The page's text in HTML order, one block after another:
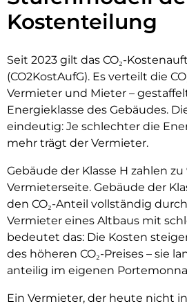
Kostenteilung
Seit 2023 gilt das CO₂-
(CO2KostAufG). Es verteilt die
Vermieter und Mieter –
Energieklasse des Gebäudes.
eindeutig: Je schlechter die
mehr trägt der Vermieter.
Gebäude der Klasse H zahlen zu
Vermieterseite. Gebäude der
den CO₂-Anteil vollständig
Vermieter eines Altbaus mit
bedeutet das: Die Kosten
des höheren CO₂-Preises – sie
anteilig im eigenen
Ein Vermieter, der heute nicht